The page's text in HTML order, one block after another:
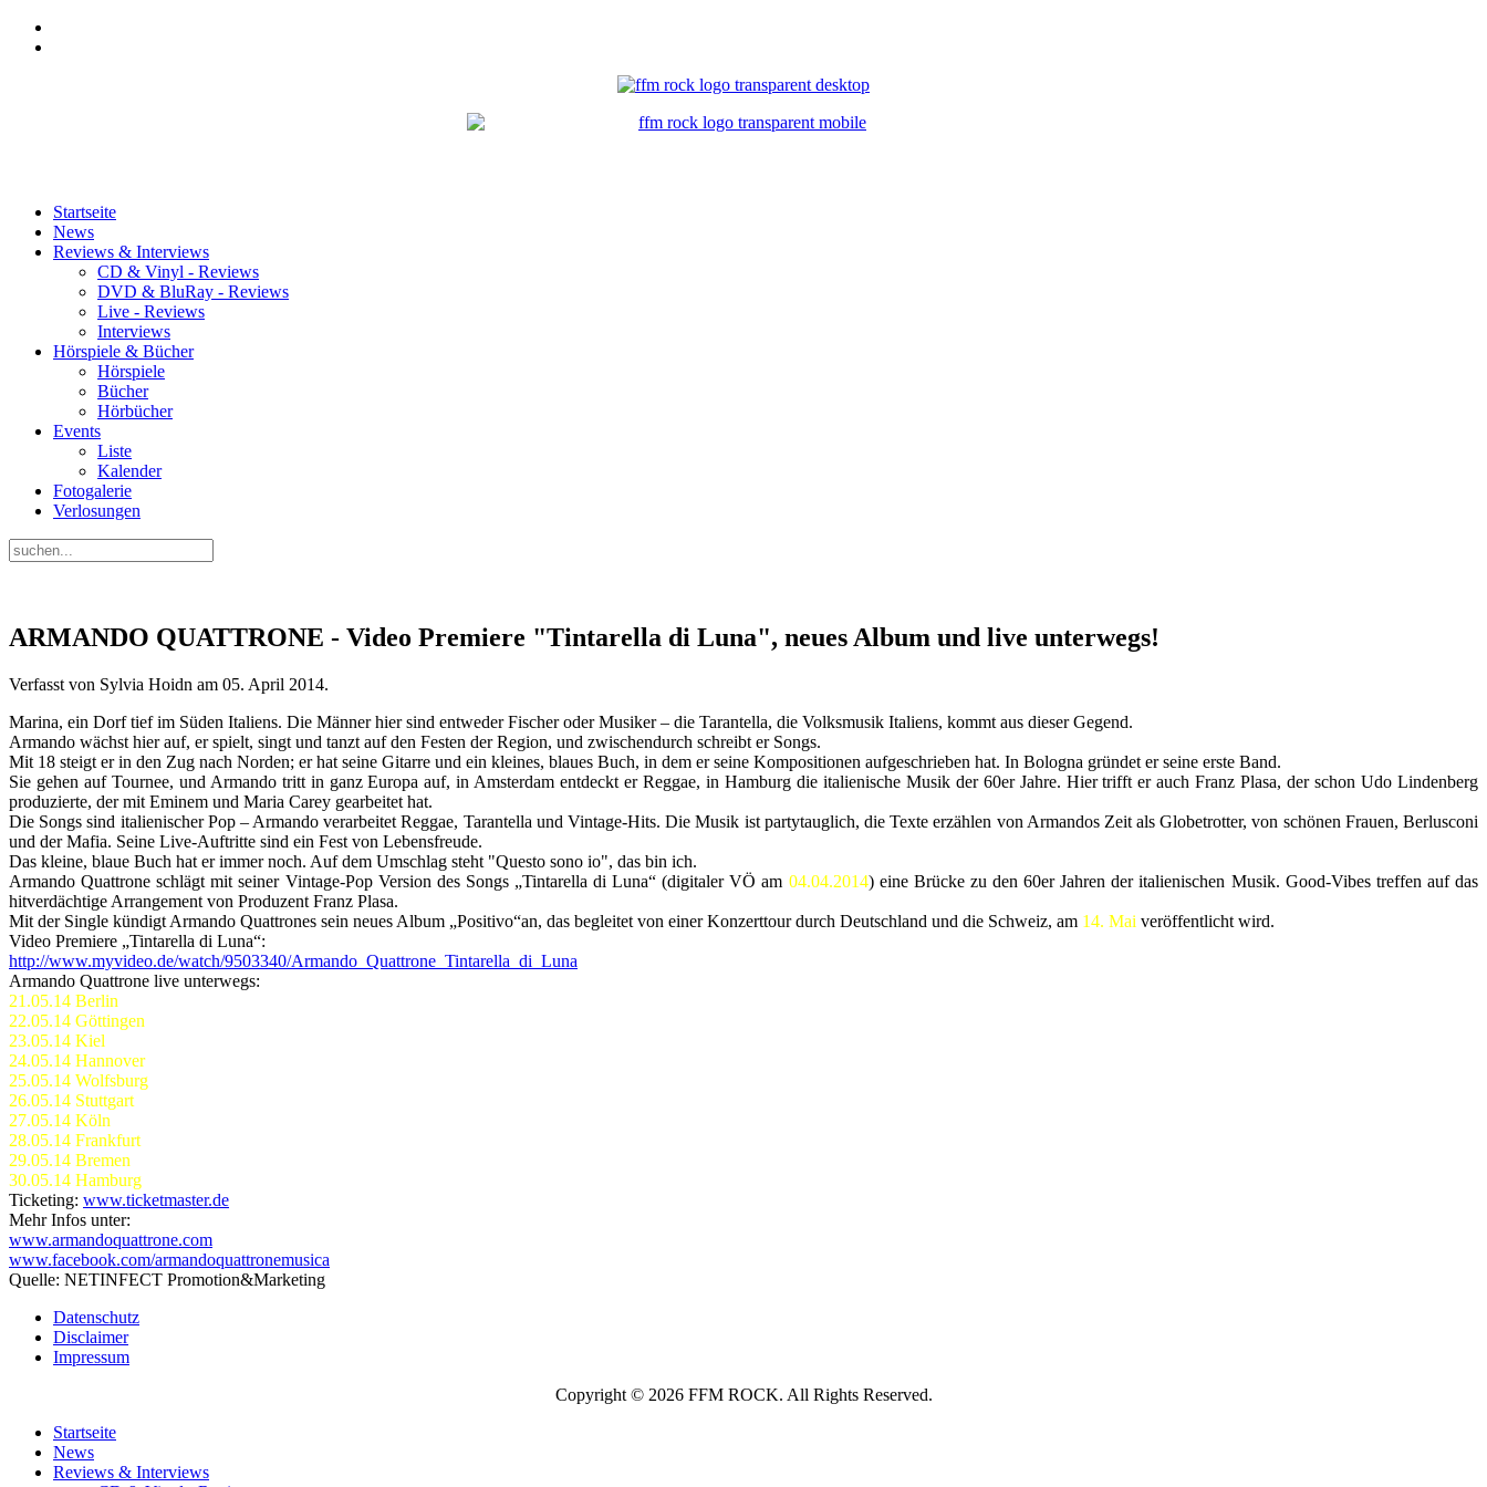
Startseite
News
Reviews & Interviews
CD & Vinyl - Reviews
DVD & BluRay - Reviews
Live - Reviews
Interviews
Hörspiele & Bücher
Hörspiele
Bücher
Hörbücher
Events
Liste
Kalender
Fotogalerie
Verlosungen
ARMANDO QUATTRONE - Video Premiere "Tintarella di Luna", neues Album und live unterwegs!
Verfasst von Sylvia Hoidn am 05. April 2014.
Marina, ein Dorf tief im Süden Italiens. Die Männer hier sind entweder Fischer oder Musiker – die Tarantella, die Volksmusik Italiens, kommt aus dieser Gegend.
Armando wächst hier auf, er spielt, singt und tanzt auf den Festen der Region, und zwischendurch schreibt er Songs.
Mit 18 steigt er in den Zug nach Norden; er hat seine Gitarre und ein kleines, blaues Buch, in dem er seine Kompositionen aufgeschrieben hat. In Bologna gründet er seine erste Band.
Sie gehen auf Tournee, und Armando tritt in ganz Europa auf, in Amsterdam entdeckt er Reggae, in Hamburg die italienische Musik der 60er Jahre. Hier trifft er auch Franz Plasa, der schon Udo Lindenberg
produzierte, der mit Eminem und Maria Carey gearbeitet hat.
Die Songs sind italienischer Pop – Armando verarbeitet Reggae, Tarantella und Vintage-Hits. Die Musik ist partytauglich, die Texte erzählen von Armandos Zeit als Globetrotter, von schönen Frauen, Berlusconi
und der Mafia. Seine Live-Auftritte sind ein Fest von Lebensfreude.
Das kleine, blaue Buch hat er immer noch. Auf dem Umschlag steht "Questo sono io", das bin ich.
Armando Quattrone schlägt mit seiner Vintage-Pop Version des Songs „Tintarella di Luna“ (digitaler VÖ am 04.04.2014) eine Brücke zu den 60er Jahren der italienischen Musik. Good-Vibes treffen auf das
hitverdächtige Arrangement von Produzent Franz Plasa.
Mit der Single kündigt Armando Quattrones sein neues Album „Positivo“an, das begleitet von einer Konzerttour durch Deutschland und die Schweiz, am 14. Mai veröffentlicht wird.
Video Premiere „Tintarella di Luna“:
http://www.myvideo.de/watch/9503340/Armando_Quattrone_Tintarella_di_Luna
Armando Quattrone live unterwegs:
21.05.14 Berlin
22.05.14 Göttingen
23.05.14 Kiel
24.05.14 Hannover
25.05.14 Wolfsburg
26.05.14 Stuttgart
27.05.14 Köln
28.05.14 Frankfurt
29.05.14 Bremen
30.05.14 Hamburg
Ticketing: www.ticketmaster.de
Mehr Infos unter:
www.armandoquattrone.com
www.facebook.com/armandoquattronemusica
Quelle: NETINFECT Promotion&Marketing
Datenschutz
Disclaimer
Impressum
Copyright © 2026 FFM ROCK. All Rights Reserved.
Startseite
News
Reviews & Interviews